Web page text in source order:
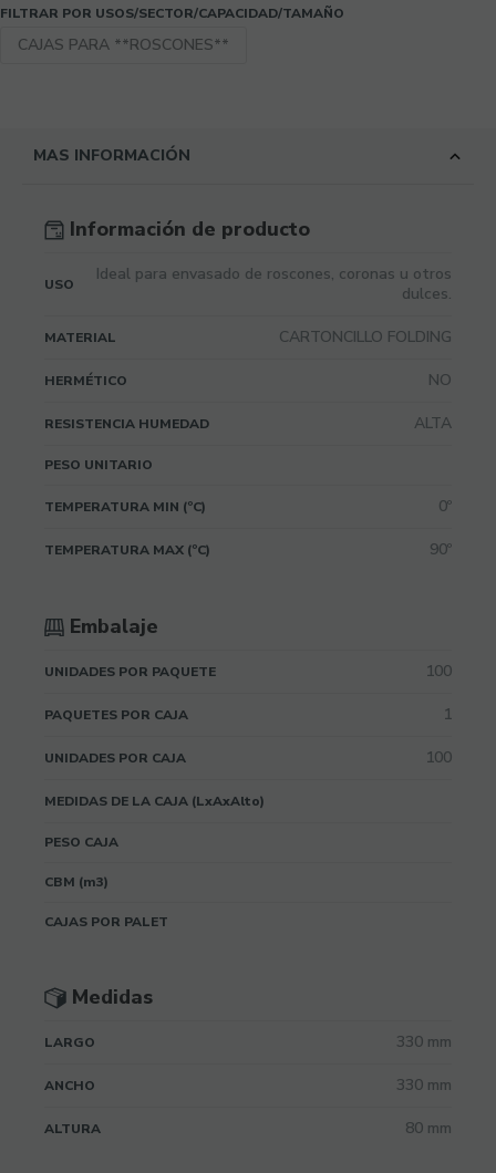
FILTRAR POR USOS/SECTOR/CAPACIDAD/TAMAÑO
CAJAS PARA **ROSCONES**
MAS INFORMACIÓN
Información de producto
USO
Ideal para envasado de roscones, coronas u otros
dulces.
MATERIAL CARTONCILLO FOLDING
HERMÉTICO NO
RESISTENCIA HUMEDAD ALTA
PESO UNITARIO
TEMPERATURA MIN (ºC) 0º
TEMPERATURA MAX (ºC) 90º
Embalaje
UNIDADES POR PAQUETE 100
PAQUETES POR CAJA 1
UNIDADES POR CAJA 100
MEDIDAS DE LA CAJA (LxAxAlto)
PESO CAJA
CBM (m3)
CAJAS POR PALET
Medidas
LARGO 330 mm
ANCHO 330 mm
ALTURA 80 mm